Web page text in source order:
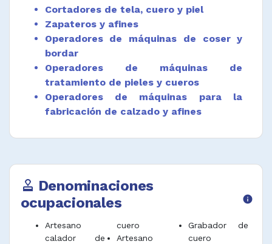
Realizar procesos de preparación a las piezas
cortadas como desbaste de bordes,
perforación y tintura de bordes.
Armar piezas de marroquinería de acuerdo
con procedimiento técnico.
Planear producción artesanal de acuerdo con
sistema productivo y métodos técnicos.
Cortadores de tela, cuero y piel
Zapateros y afines
Operadores de máquinas de coser y
bordar
Operadores de máquinas de
tratamiento de pieles y cueros
Operadores de máquinas para la
fabricación de calzado y afines
approval Denominaciones
ocupacionales
info
Artesano
calador de
cuero
Artesano
Grabador de
cuero